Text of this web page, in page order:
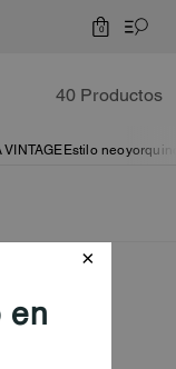
0
40 Productos
VINTAGE Estilo